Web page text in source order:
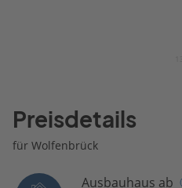
Preisdetails
für Wolfenbrück
Ausbauhaus ab